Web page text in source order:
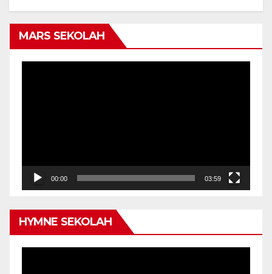
MARS SEKOLAH
00:00 03:59
HYMNE SEKOLAH